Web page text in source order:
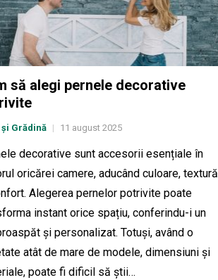
să alegi pernele decorative
și Grădină | 11 august 2025
decorative sunt accesorii esențiale în
oricărei camere, aducând culoare, textură
Alegerea pernelor potrivite poate
instant orice spațiu, conferindu-i un
și personalizat. Totuși, având o
atât de mare de modele, dimensiuni și
poate fi dificil să știi…